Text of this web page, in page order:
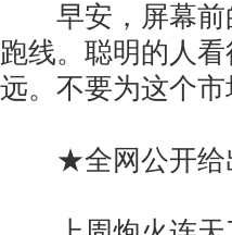
早安，屏幕前
跑线。聪明的人
远。不要为这个
★全网公开给出